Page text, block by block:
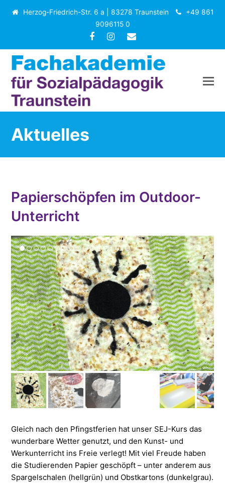
Herzog-Friedrich-Str. 6 a | 83278 Traunstein
+49 861
9096115 0
Facebook
Instagram
E-
Mail
Aktuelles
Papierschöpfen im Outdoor-
Unterricht
Gleich nach den Pfingstferien hat unser SEJ-Kurs das
wunderbare Wetter genutzt, und den Kunst- und
Werkunterricht ins Freie verlegt! Mit viel Freude haben
die Studierenden Papier geschöpft – unter anderem aus
Spargelschalen (hellgrün) und Obstkartons (dunkelgrau).